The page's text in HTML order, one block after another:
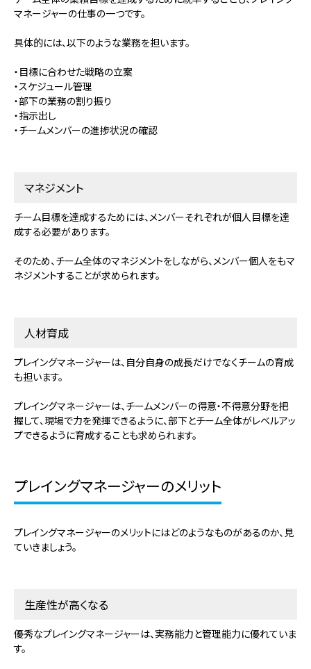
マネージャーの仕事の一つです。
具体的には、以下のような業務を担います。
・目標に合わせた戦略の立案
・スケジュール管理
・部下の業務の割り振り
・指示出し
・チームメンバーの進捗状況の確認
マネジメント
チーム目標を達成するためには、メンバーそれぞれが個人目標を達
成する必要があります。
そのため、チーム全体のマネジメントをしながら、メンバー個人をもマ
ネジメントすることが求められます。
人材育成
プレイングマネージャーは、自分自身の成長だけでなくチームの育成
も担います。
プレイングマネージャーは、チームメンバーの得意・不得意分野を把
握して、現場で力を発揮できるように、部下とチーム全体がレベルアッ
プできるように育成することも求められます。
プレイングマネージャーのメリット
プレイングマネージャーのメリットにはどのようなものがあるのか、見
ていきましょう。
生産性が高くなる
優秀なプレイングマネージャーは、実務能力と管理能力に優れていま
す。